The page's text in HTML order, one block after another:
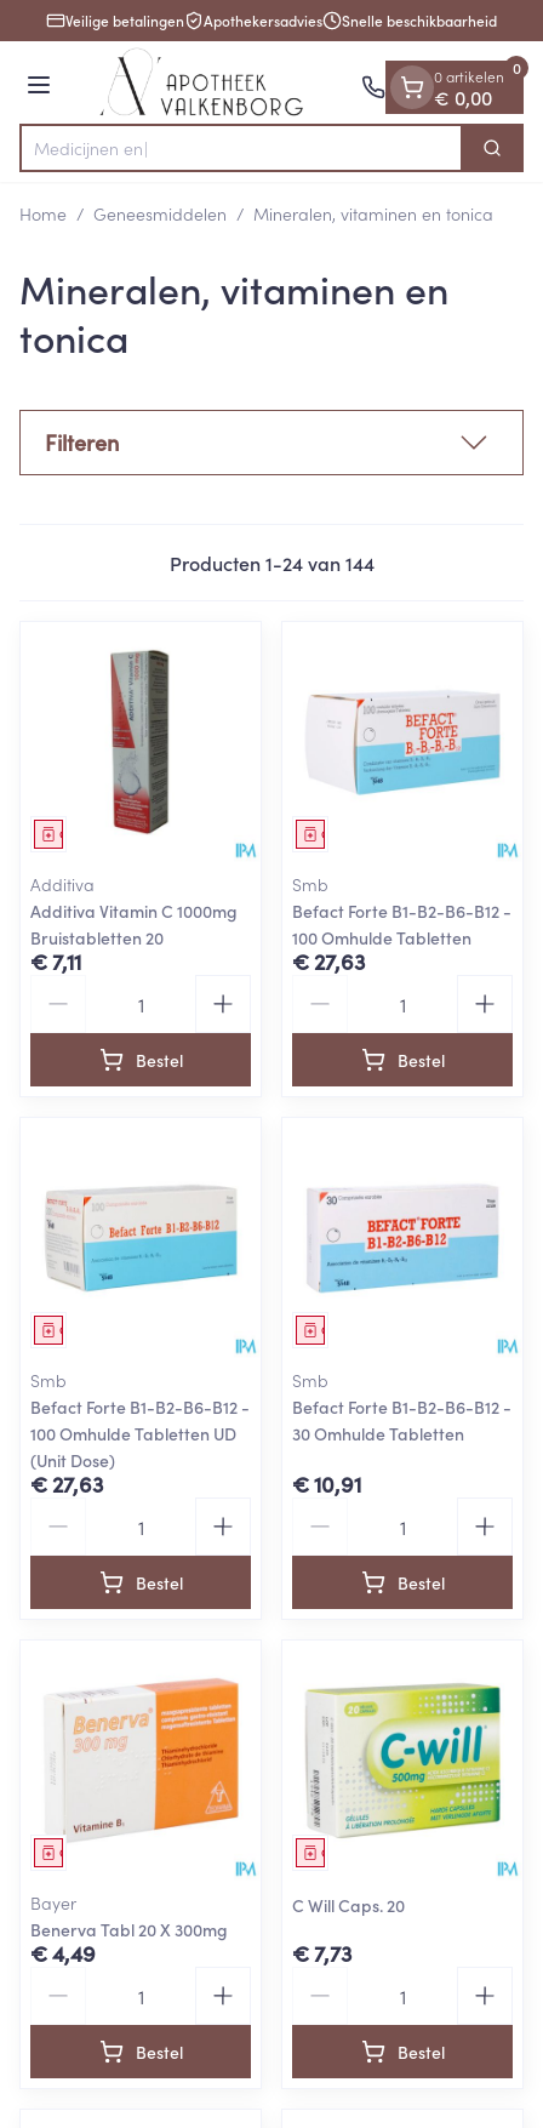
Ga naar de inhoud
1 van 1Veilige betalingen Apothekersadvies Snelle beschikbaarheid
Menu
Product, merk, categorie... Zoek
0 artikelen
€ 0,00
0
Home / Geneesmiddelen / Mineralen, vitaminen en tonica
Mineralen, vitaminen en
tonica
Filteren
Producten1-24van144
Geneesmiddel
Additiva
Additiva Vitamin C 1000mg
Bruistabletten 20
€ 7,11
Bestel
Geneesmiddel
Smb
Befact Forte B1-B2-B6-B12 -
100 Omhulde Tabletten
€ 27,63
Bestel
Geneesmiddel
Smb
Befact Forte B1-B2-B6-B12 -
100 Omhulde Tabletten UD
(Unit Dose)
€ 27,63
Bestel
Geneesmiddel
Smb
Befact Forte B1-B2-B6-B12 -
30 Omhulde Tabletten
€ 10,91
Bestel
Geneesmiddel
Bayer
Benerva Tabl 20 X 300mg
€ 4,49
Bestel
Geneesmiddel
C Will Caps. 20
€ 7,73
Bestel